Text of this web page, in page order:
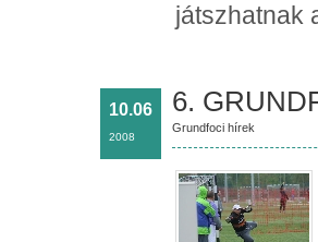
játszhatnak
10.06
2008
6.
Grundfoci hírek